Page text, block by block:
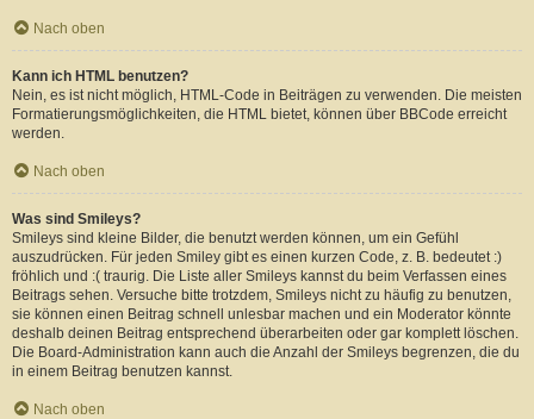
Nach oben
Kann ich HTML benutzen?
Nein, es ist nicht möglich, HTML-Code in Beiträgen zu verwenden. Die meisten
Formatierungsmöglichkeiten, die HTML bietet, können über BBCode erreicht
werden.
Nach oben
Was sind Smileys?
Smileys sind kleine Bilder, die benutzt werden können, um ein Gefühl
auszudrücken. Für jeden Smiley gibt es einen kurzen Code, z. B. bedeutet :)
fröhlich und :( traurig. Die Liste aller Smileys kannst du beim Verfassen eines
Beitrags sehen. Versuche bitte trotzdem, Smileys nicht zu häufig zu benutzen,
sie können einen Beitrag schnell unlesbar machen und ein Moderator könnte
deshalb deinen Beitrag entsprechend überarbeiten oder gar komplett löschen.
Die Board-Administration kann auch die Anzahl der Smileys begrenzen, die du
in einem Beitrag benutzen kannst.
Nach oben